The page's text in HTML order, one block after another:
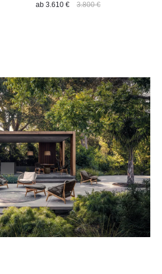
ab 3.610 € 3.800 €